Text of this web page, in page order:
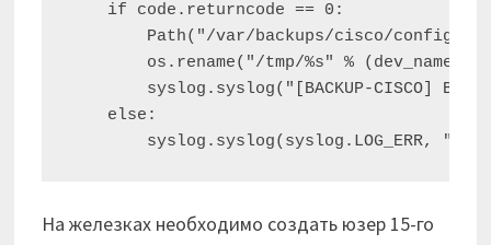
    if code.returncode == 0:
Path("/var/backups/cisco/config/
os.rename("/tmp/%s" % (dev_name),
syslog.syslog("[BACKUP-CISCO]
    else:
syslog.syslog(syslog.LOG_ERR,
На железках необходимо создать юзер 15-го